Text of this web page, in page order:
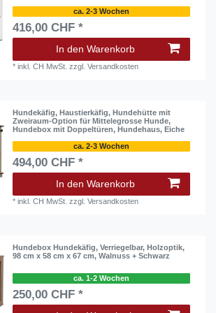
ca. 2-3 Wochen
416,00 CHF *
In den Warenkorb
*inkl. CH MwSt. zzgl.Versandkosten
Hundekäfig, Haustierkäfig, Hundehütte mit
Zweiraum-Option für Mittelegrosse Hunde,
Hundebox mit Doppeltüren, Hundehaus, Eiche
ca. 2-3 Wochen
494,00 CHF *
In den Warenkorb
*inkl. CH MwSt. zzgl.Versandkosten
Hundebox Hundekäfig, Verriegelbar, Holzoptik,
98 cm x 58 cm x 67 cm, Walnuss + Schwarz
ca. 1-2 Wochen
250,00 CHF *